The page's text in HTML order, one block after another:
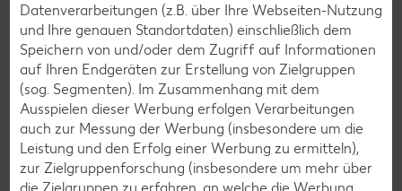
Datenverarbeitungen (z.B. über Ihre Webseiten-Nutzung
und Ihre genauen Standortdaten) einschließlich dem
Speichern von und/oder dem Zugriff auf Informationen
auf Ihren Endgeräten zur Erstellung von Zielgruppen
(sog. Segmenten). Im Zusammenhang mit dem
Ausspielen dieser Werbung erfolgen Verarbeitungen
auch zur Messung der Werbung (insbesondere um die
Leistung und den Erfolg einer Werbung zu ermitteln),
zur Zielgruppenforschung (insbesondere um mehr über
die Zielgruppen zu erfahren, an welche die Werbung